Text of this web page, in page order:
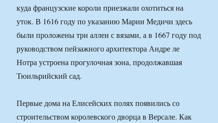
куда французские короли приезжали охотиться на
уток. В 1616 году по указанию Марии Медичи здесь
были проложены три аллеи с вязами, а в 1667 году под
руководством пейзажного архитектора Андре ле
Нотра устроена прогулочная зона, продолжавшая
Тюильрийский сад.
Первые дома на Елисейских полях появились со
строительством королевского дворца в Версале. Как